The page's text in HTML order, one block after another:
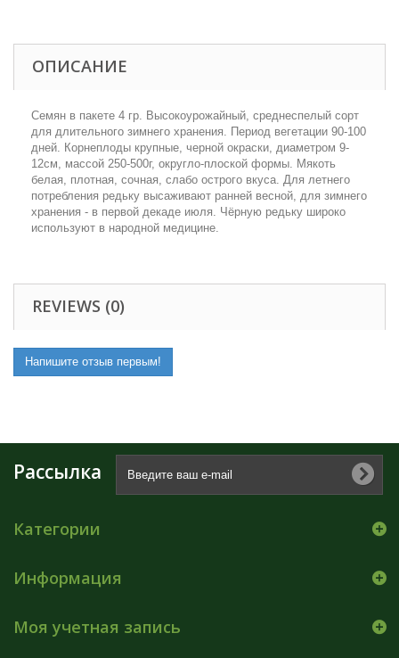
ОПИСАНИЕ
Семян в пакете 4 гр. Высокоурожайный, среднеспелый сорт
для длительного зимнего хранения. Период вегетации 90-100
дней. Корнеплоды крупные, черной окраски, диаметром 9-
12см, массой 250-500г, округло-плоской формы. Мякоть
белая, плотная, сочная, слабо острого вкуса. Для летнего
потребления редьку высаживают ранней весной, для зимнего
хранения - в первой декаде июля. Чёрную редьку широко
используют в народной медицине.
REVIEWS (0)
Напишите отзыв первым!
Рассылка
Категории
Информация
Моя учетная запись